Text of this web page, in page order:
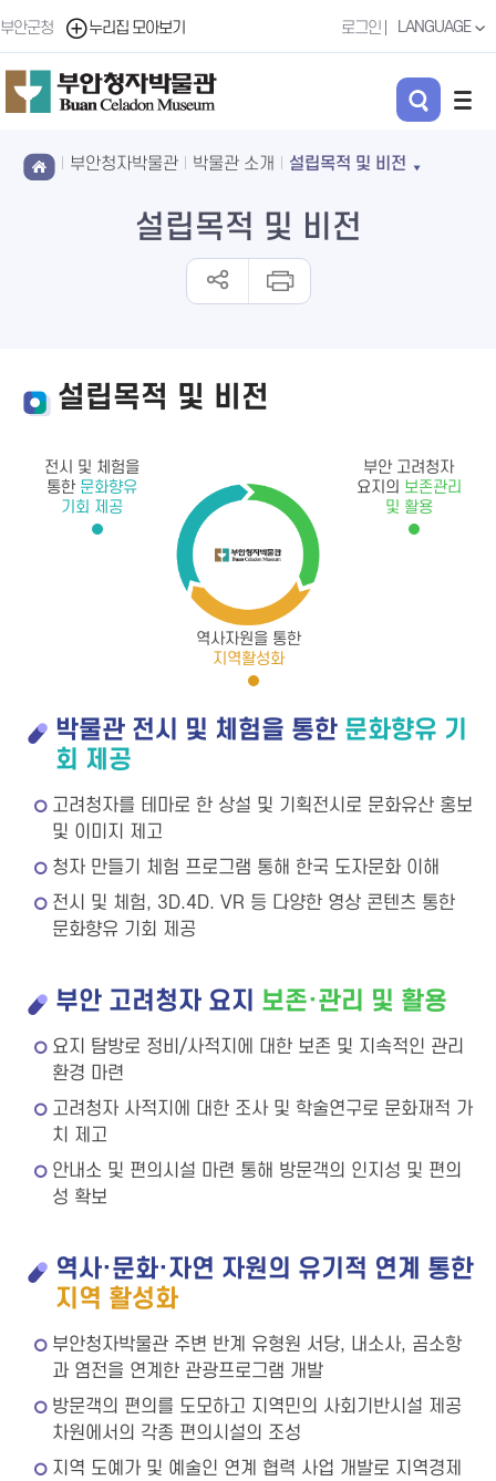
부안군청 누리집 모아보기 로그인 LANGUAGE
부안청자박물관 박물관 소개 설립목적 및 비전
설립목적 및 비전
설립목적 및 비전
전시 및 체험을
통한 문화향유
기회 제공
부안 고려청자
요지의 보존관리
및 활용
역사자원을 통한
지역활성화
박물관 전시 및 체험을 통한 문화향유 기
회 제공
고려청자를 테마로 한 상설 및 기획전시로 문화유산 홍보
및 이미지 제고
청자 만들기 체험 프로그램 통해 한국 도자문화 이해
전시 및 체험, 3D.4D. VR 등 다양한 영상 콘텐츠 통한
문화향유 기회 제공
부안 고려청자 요지 보존·관리 및 활용
요지 탐방로 정비/사적지에 대한 보존 및 지속적인 관리
환경 마련
고려청자 사적지에 대한 조사 및 학술연구로 문화재적 가
치 제고
안내소 및 편의시설 마련 통해 방문객의 인지성 및 편의
성 확보
역사·문화·자연 자원의 유기적 연계 통한
지역 활성화
부안청자박물관 주변 반계 유형원 서당, 내소사, 곰소항
과 염전을 연계한 관광프로그램 개발
방문객의 편의를 도모하고 지역민의 사회기반시설 제공
차원에서의 각종 편의시설의 조성
지역 도예가 및 예술인 연계 협력 사업 개발로 지역경제